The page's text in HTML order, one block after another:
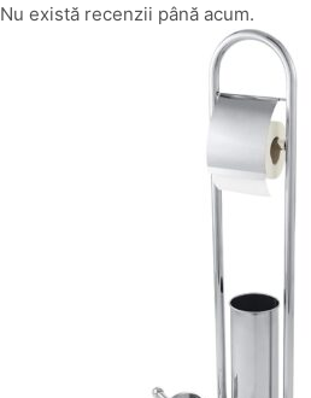
Nu există recenzii până acum.